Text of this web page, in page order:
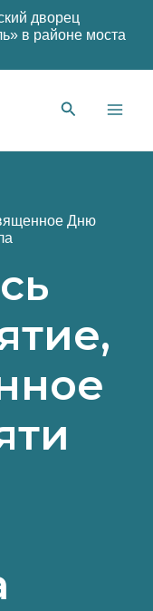
дворец
в районе моста
Дню